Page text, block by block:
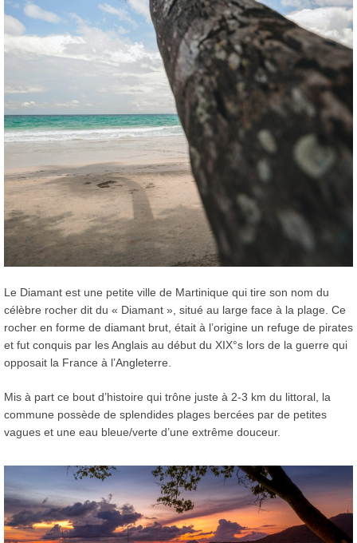
Le Diamant est une petite ville de Martinique qui tire son nom du
célèbre rocher dit du « Diamant », situé au large face à la plage. Ce
rocher en forme de diamant brut, était à l’origine un refuge de pirates
et fut conquis par les Anglais au début du XIX°s lors de la guerre qui
opposait la France à l’Angleterre.
Mis à part ce bout d’histoire qui trône juste à 2-3 km du littoral, la
commune possède de splendides plages bercées par de petites
vagues et une eau bleue/verte d’une extrême douceur.